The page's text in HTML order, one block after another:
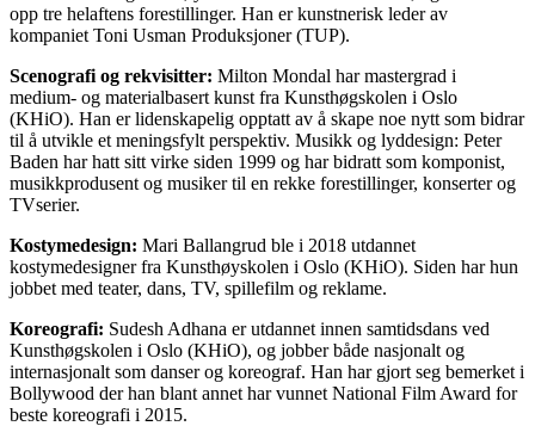
opp tre helaftens forestillinger. Han er kunstnerisk leder av
kompaniet Toni Usman Produksjoner (TUP).
Scenografi og rekvisitter: Milton Mondal har mastergrad i
medium- og materialbasert kunst fra Kunsthøgskolen i Oslo
(KHiO). Han er lidenskapelig opptatt av å skape noe nytt som bidrar
til å utvikle et meningsfylt perspektiv. Musikk og lyddesign: Peter
Baden har hatt sitt virke siden 1999 og har bidratt som komponist,
musikkprodusent og musiker til en rekke forestillinger, konserter og
TVserier.
Kostymedesign: Mari Ballangrud ble i 2018 utdannet
kostymedesigner fra Kunsthøyskolen i Oslo (KHiO). Siden har hun
jobbet med teater, dans, TV, spillefilm og reklame.
Koreografi: Sudesh Adhana er utdannet innen samtidsdans ved
Kunsthøgskolen i Oslo (KHiO), og jobber både nasjonalt og
internasjonalt som danser og koreograf. Han har gjort seg bemerket i
Bollywood der han blant annet har vunnet National Film Award for
beste koreografi i 2015.